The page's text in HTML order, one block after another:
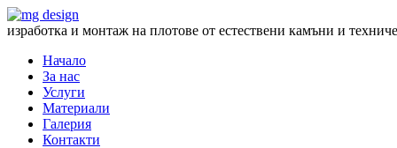
изработка и монтаж на плотове от естествени камъни и
Начало
За нас
Услуги
Материали
Галерия
Контакти